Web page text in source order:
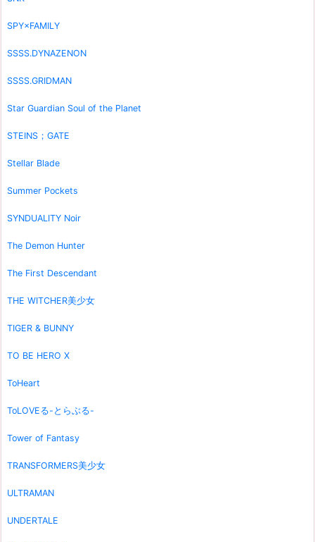
SPY×FAMILY
SSSS.DYNAZENON
SSSS.GRIDMAN
Star Guardian Soul of the Planet
STEINS；GATE
Stellar Blade
Summer Pockets
SYNDUALITY Noir
The Demon Hunter
The First Descendant
THE WITCHER美少女
TIGER & BUNNY
TO BE HERO X
ToHeart
ToLOVEる-とらぶる-
Tower of Fantasy
TRANSFORMERS美少女
ULTRAMAN
UNDERTALE